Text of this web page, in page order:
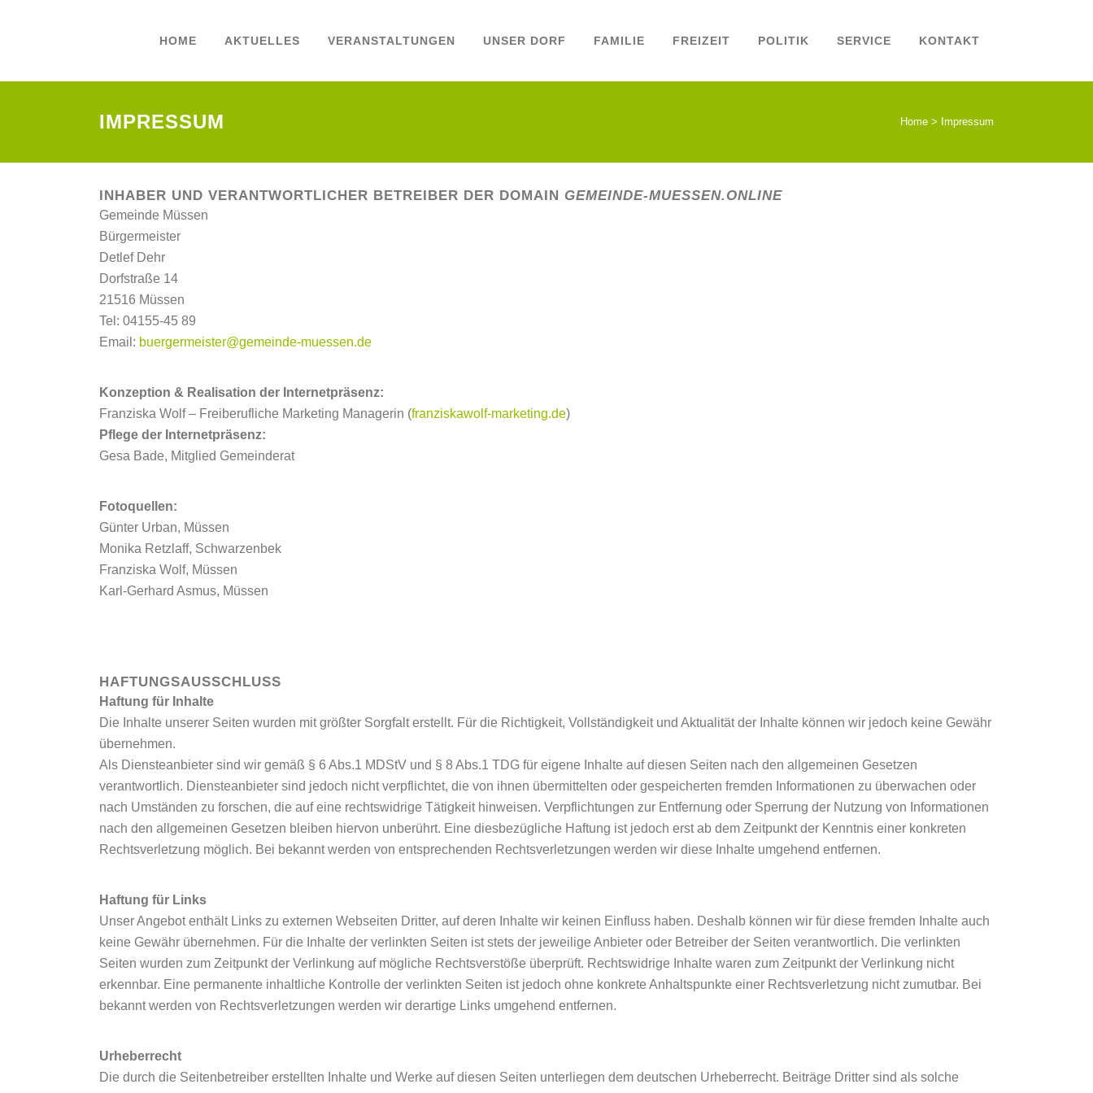
HOME AKTUELLES VERANSTALTUNGEN UNSER DORF FAMILIE FREIZEIT POLITIK SERVICE KONTAKT
IMPRESSUM Home > Impressum
INHABER UND VERANTWORTLICHER BETREIBER DER DOMAIN GEMEINDE-MUESSEN.ONLINE
Gemeinde Müssen
Bürgermeister
Detlef Dehr
Dorfstraße 14
21516 Müssen
Tel: 04155-45 89
Email: buergermeister@gemeinde-muessen.de
Konzeption & Realisation der Internetpräsenz:
Franziska Wolf – Freiberufliche Marketing Managerin (franziskawolf-marketing.de)
Pflege der Internetpräsenz:
Gesa Bade, Mitglied Gemeinderat
Fotoquellen:
Günter Urban, Müssen
Monika Retzlaff, Schwarzenbek
Franziska Wolf, Müssen
Karl-Gerhard Asmus, Müssen
HAFTUNGSAUSSCHLUSS
Haftung für Inhalte
Die Inhalte unserer Seiten wurden mit größter Sorgfalt erstellt. Für die Richtigkeit, Vollständigkeit und Aktualität der Inhalte können wir jedoch keine Gewähr
übernehmen.
Als Diensteanbieter sind wir gemäß § 6 Abs.1 MDStV und § 8 Abs.1 TDG für eigene Inhalte auf diesen Seiten nach den allgemeinen Gesetzen
verantwortlich. Diensteanbieter sind jedoch nicht verpflichtet, die von ihnen übermittelten oder gespeicherten fremden Informationen zu überwachen oder
nach Umständen zu forschen, die auf eine rechtswidrige Tätigkeit hinweisen. Verpflichtungen zur Entfernung oder Sperrung der Nutzung von Informationen
nach den allgemeinen Gesetzen bleiben hiervon unberührt. Eine diesbezügliche Haftung ist jedoch erst ab dem Zeitpunkt der Kenntnis einer konkreten
Rechtsverletzung möglich. Bei bekannt werden von entsprechenden Rechtsverletzungen werden wir diese Inhalte umgehend entfernen.
Haftung für Links
Unser Angebot enthält Links zu externen Webseiten Dritter, auf deren Inhalte wir keinen Einfluss haben. Deshalb können wir für diese fremden Inhalte auch
keine Gewähr übernehmen. Für die Inhalte der verlinkten Seiten ist stets der jeweilige Anbieter oder Betreiber der Seiten verantwortlich. Die verlinkten
Seiten wurden zum Zeitpunkt der Verlinkung auf mögliche Rechtsverstöße überprüft. Rechtswidrige Inhalte waren zum Zeitpunkt der Verlinkung nicht
erkennbar. Eine permanente inhaltliche Kontrolle der verlinkten Seiten ist jedoch ohne konkrete Anhaltspunkte einer Rechtsverletzung nicht zumutbar. Bei
bekannt werden von Rechtsverletzungen werden wir derartige Links umgehend entfernen.
Urheberrecht
Die durch die Seitenbetreiber erstellten Inhalte und Werke auf diesen Seiten unterliegen dem deutschen Urheberrecht. Beiträge Dritter sind als solche